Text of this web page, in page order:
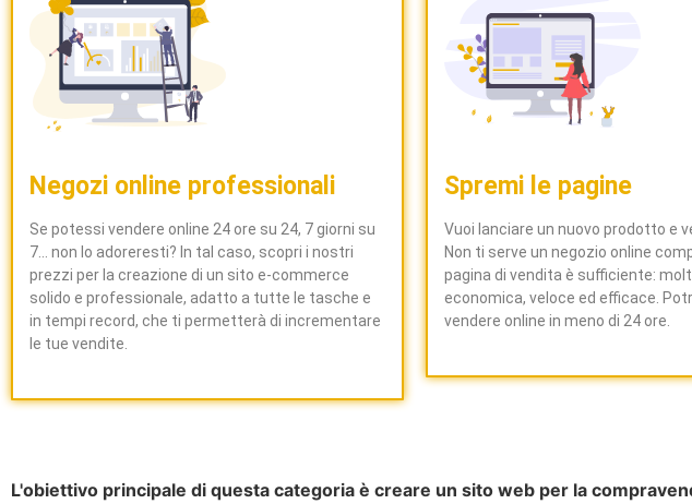
Negozi online professionali
Se potessi vendere online 24 ore su 24, 7 giorni su
7... non lo adoreresti? In tal caso, scopri i nostri
prezzi per la creazione di un sito e-commerce
solido e professionale, adatto a tutte le tasche e
in tempi record, che ti permetterà di incrementare
le tue vendite.
Spremi le pagine
Vuoi lanciare un nuovo prodotto e
Non ti serve un negozio online
pagina di vendita è sufficiente:
economica, veloce ed efficace.
vendere online in meno di 24 ore.
L'obiettivo principale di questa categoria è creare un sito web per la